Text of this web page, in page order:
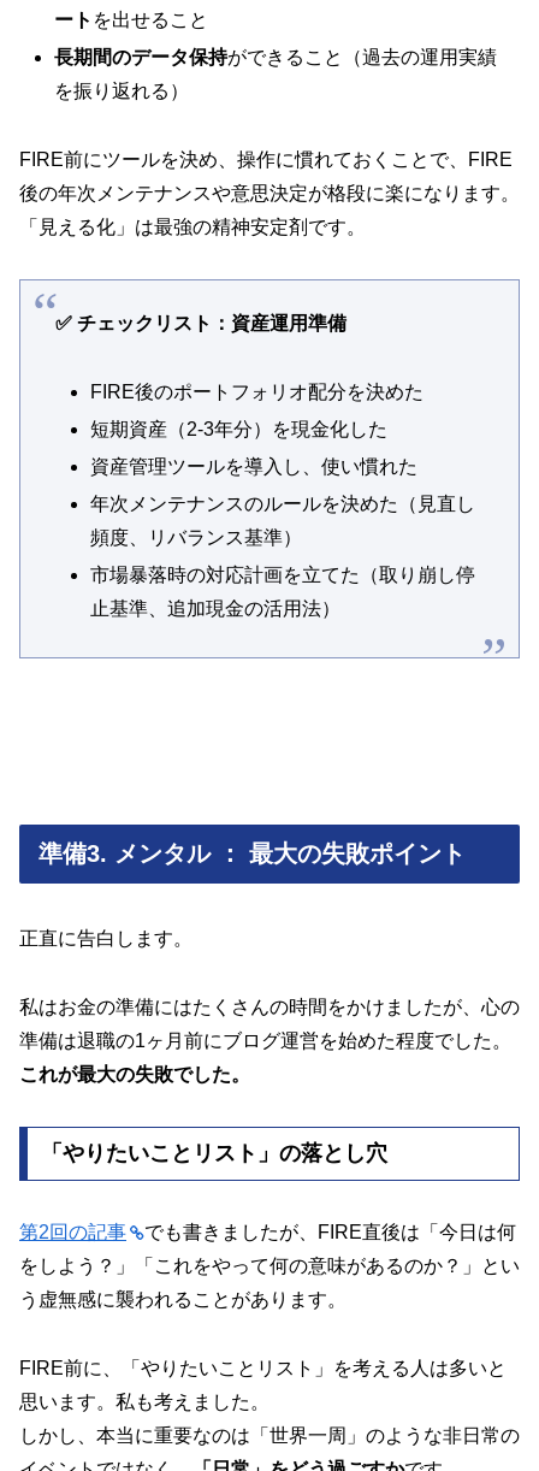
ート を出せること
長期間のデータ保持ができること（過去の運用実績
を振り返れる）
FIRE前にツールを決め、操作に慣れておくことで、FIRE
後の年次メンテナンスや意思決定が格段に楽になります。
「見える化」は最強の精神安定剤です。
✅ チェックリスト：資産運用準備
FIRE後のポートフォリオ配分を決めた
短期資産（2-3年分）を現金化した
資産管理ツールを導入し、使い慣れた
年次メンテナンスのルールを決めた（見直し
頻度、リバランス基準）
市場暴落時の対応計画を立てた（取り崩し停
止基準、追加現金の活用法）
準備3. メンタル ： 最大の失敗ポイント
正直に告白します。
私はお金の準備にはたくさんの時間をかけましたが、心の
準備は退職の1ヶ月前にブログ運営を始めた程度でした。
これが最大の失敗でした。
「やりたいことリスト」の落とし穴
第2回の記事
でも書きましたが、FIRE直後は「今日は何
をしよう？」「これをやって何の意味があるのか？」とい
う虚無感に襲われることがあります。
FIRE前に、「やりたいことリスト」を考える人は多いと
思います。私も考えました。
しかし、本当に重要なのは「世界一周」のような非日常の